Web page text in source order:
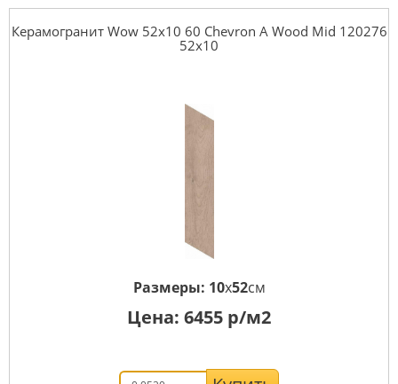
Керамогранит Wow 52x10 60 Chevron A Wood Mid 120276
52x10
Размеры: 10x52см
Цена: 6455 р/м2